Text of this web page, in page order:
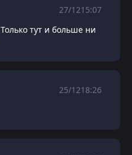
27/1215:07
тут и больше ни
25/1218:26